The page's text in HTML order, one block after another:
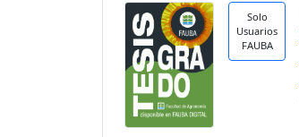
Solo
Usuarios
FAUBA